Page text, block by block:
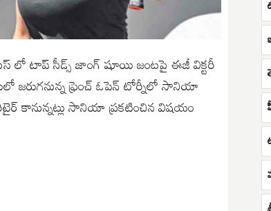
టాప్ సీడ్స్ జాంగ్ షూయి జంటపై ఈజీ విక్టరీ
జరుగనున్న ఫ్రెంచ్ ఓపెన్ టోర్నీలో సానియా
కానున్నట్లు సానియా ప్రకటించిన విషయం